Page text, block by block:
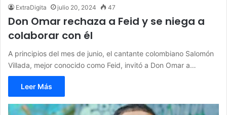
ExtraDigita julio 20, 2024 47
Don Omar rechaza a Feid y se niega a
colaborar con él
A principios del mes de junio, el cantante colombiano Salomón
Villada, mejor conocido como Feid, invitó a Don Omar a…
Leer Más